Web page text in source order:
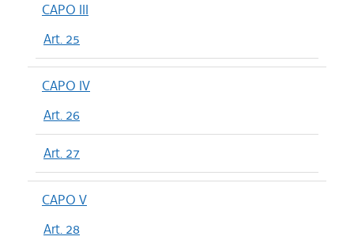
CAPO III
Art. 25
CAPO IV
Art. 26
Art. 27
CAPO V
Art. 28